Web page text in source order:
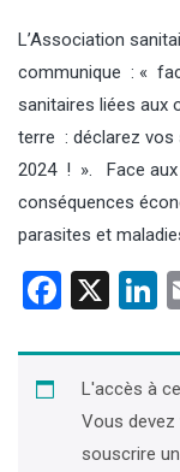
L’Association
communique : «
sanitaires liées aux
terre : déclarez vos
2024 ! ». Face aux
conséquences
parasites et
X
L'accès à
Vous
souscrire